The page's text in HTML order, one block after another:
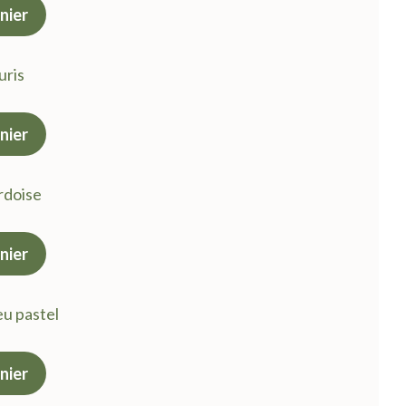
€.
€.
€.pastel